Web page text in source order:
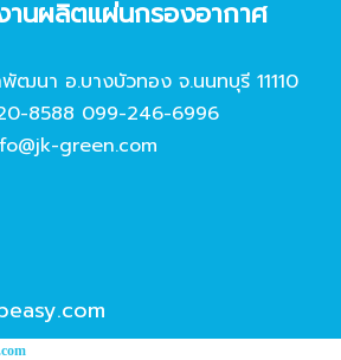
านผลิตแผ่นกรองอากาศ
นา อ.บางบัวทอง จ.นนทบุรี 11110
8588 099-246-6996
green.com